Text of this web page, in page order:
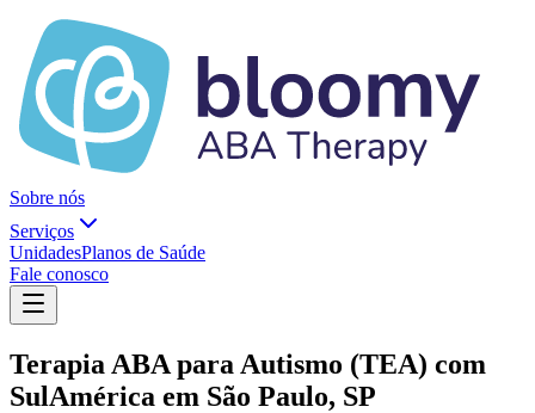
Sobre nós
Serviços
UnidadesPlanos de Saúde
Fale conosco
Terapia ABA para Autismo (TEA) com
SulAmérica em São Paulo, SP